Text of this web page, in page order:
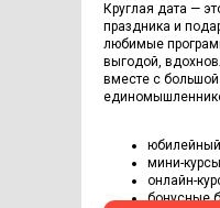
Круглая дата —
праздника и
любимые
выгодой,
вместе с
мини-
онлайн-
бонусные